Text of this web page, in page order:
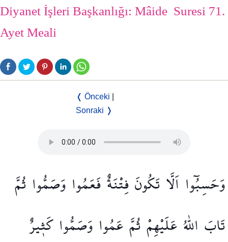
Diyanet İşleri Başkanlığı: Mâide Suresi 71.
Ayet Meali
❬ Önceki
Sonraki ❭
وَحَسِبُٓوا اَلَّا تَكُونَفِتْنَةٌفَعَمُوا وَصَمُّوا ثُمَّ
تَابَ اللّٰهُ عَلَيْهِمْثُمَّ عَمُوا وَصَمُّوا كَث۪يرٌ